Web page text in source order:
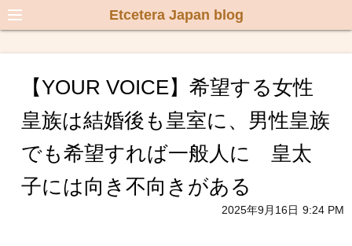
Etcetera Japan blog
【YOUR VOICE】希望する女性
皇族は結婚後も皇室に、男性皇族
でも希望すれば一般人に 皇太
子には向き不向きがある
2025年9月16日 9:24 PM